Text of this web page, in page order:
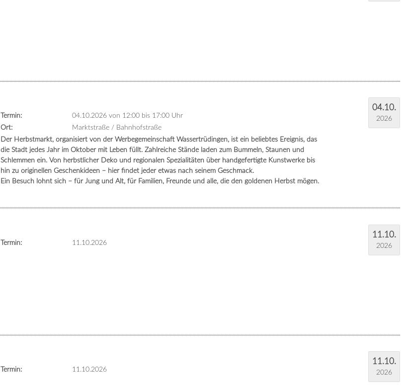
04.10.
2026
Termin: 04.10.2026 von 12:00bis 17:00 Uhr
Ort:
Marktstraße / Bahnhofstraße
Der Herbstmarkt, organisiert von der Werbegemeinschaft Wassertrüdingen, ist ein beliebtes Ereignis, das
die Stadt jedes Jahr im Oktober mit Leben füllt. Zahlreiche Stände laden zum Bummeln, Staunen und
Schlemmen ein. Von herbstlicher Deko und regionalen Spezialitäten über handgefertigte Kunstwerke bis
hin zu originellen Geschenkideen – hier findet jeder etwas nach seinem Geschmack.
Ein Besuch lohnt sich – für Jung und Alt, für Familien, Freunde und alle, die den goldenen Herbst mögen.
11.10.
2026
Termin: 11.10.2026
11.10.
2026
Termin: 11.10.2026